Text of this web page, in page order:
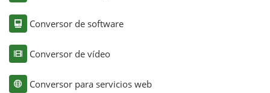
Conversor de software
Conversor de vídeo
Conversor para servicios web